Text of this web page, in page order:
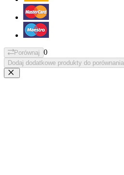
Porównaj 0
Dodaj dodatkowe produkty do porównania